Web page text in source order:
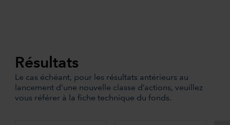
Résultats
Le cas échéant, pour les résultats antérieurs au
lancement d’une nouvelle classe d’actions, veuillez
vous référer à la fiche technique du fonds.